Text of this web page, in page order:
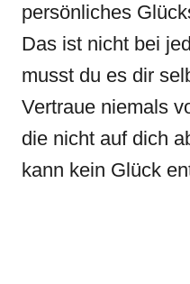
persönliches
Das ist nicht bei
musst du es dir
Vertraue niemals
die nicht auf dich
kann kein Glück